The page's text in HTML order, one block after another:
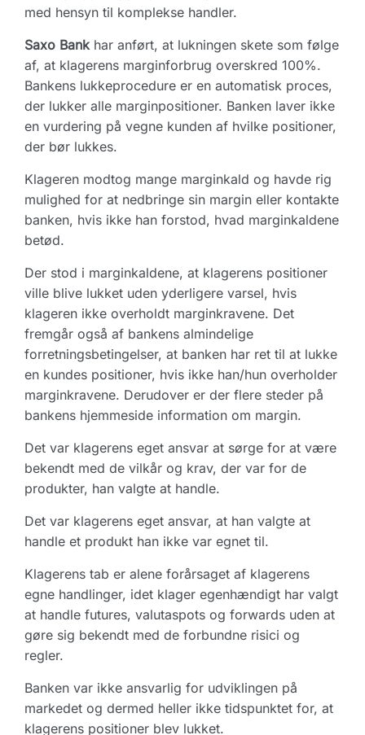
med hensyn til komplekse handler.
Saxo Bankhar anført, at lukningen skete som følge
af, at klagerens marginforbrug overskred 100%.
Bankens lukkeprocedure er en automatisk proces,
der lukker alle marginpositioner. Banken laver ikke
en vurdering på vegne kunden af hvilke positioner,
der bør lukkes.
Klageren modtog mange marginkald og havde rig
mulighed for at nedbringe sin margin eller kontakte
banken, hvis ikke han forstod, hvad marginkaldene
betød.
Der stod i marginkaldene, at klagerens positioner
ville blive lukket uden yderligere varsel, hvis
klageren ikke overholdt marginkravene. Det
fremgår også af bankens almindelige
forretningsbetingelser, at banken har ret til at lukke
en kundes positioner, hvis ikke han/hun overholder
marginkravene. Derudover er der flere steder på
bankens hjemmeside information om margin.
Det var klagerens eget ansvar at sørge for at være
bekendt med de vilkår og krav, der var for de
produkter, han valgte at handle.
Det var klagerens eget ansvar, at han valgte at
handle et produkt han ikke var egnet til.
Klagerens tab er alene forårsaget af klagerens
egne handlinger, idet klager egenhændigt har valgt
at handle futures, valutaspots og forwards uden at
gøre sig bekendt med de forbundne risici og
regler.
Banken var ikke ansvarlig for udviklingen på
markedet og dermed heller ikke tidspunktet for, at
klagerens positioner blev lukket.